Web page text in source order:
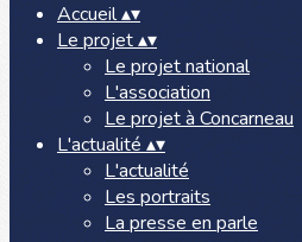
Accueil▴▾
Le projet▴▾
Le projet national
L'association
Le projet à Concarneau
L'actualité ▴▾
L'actualité
Les portraits
La presse en parle